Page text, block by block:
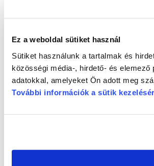
Ez a weboldal sütiket használ
Sütiket használunk a tartalmak és
közösségi média-, hirdető- és
adatokkal, amelyeket Ön adott meg
További információk a sütik